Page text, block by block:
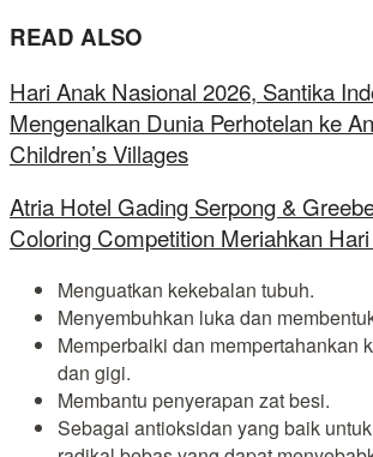
READ ALSO
Hari Anak Nasional 2026, Santika
Mengenalkan Dunia Perhotelan ke
Children’s Villages
Atria Hotel Gading Serpong &
Coloring Competition Meriahkan
Menguatkan kekebalan tubuh.
Menyembuhkan luka dan
Memperbaiki dan mempertahankan
dan gigi.
Membantu penyerapan zat besi.
Sebagai antioksidan yang baik